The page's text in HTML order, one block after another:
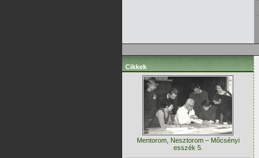
Cikkek
Mentorom, Nesztorom – Mőcsényi
esszék 5.